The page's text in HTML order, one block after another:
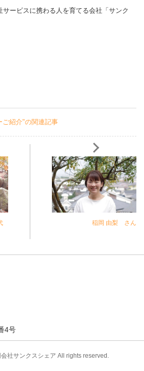
ービスに携わる人を育てる会社「サンク
ご紹介"の関連記事
稲岡 由梨 さん
4号
社サンクスシェア All rights reserved.